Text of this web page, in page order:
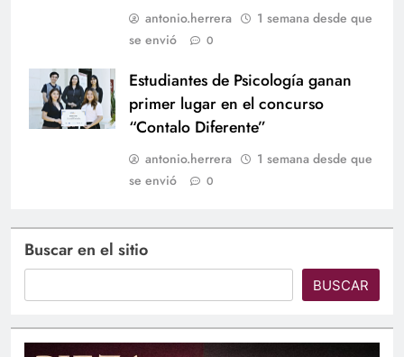
antonio.herrera
1 semana desde que
se envió
0
Estudiantes de Psicología ganan
primer lugar en el concurso
“Contalo Diferente”
antonio.herrera
1 semana desde que
se envió
0
Buscar en el sitio
BUSCAR